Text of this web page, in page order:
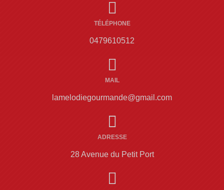
TÉLÉPHONE
0479610512
MAIL
lamelodiegourmande@gmail.com
ADRESSE
28 Avenue du Petit Port